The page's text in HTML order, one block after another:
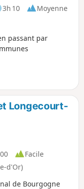
3h 10
Moyenne
passant par
Longecourt-
Facile
d'Or)
de Bourgogne